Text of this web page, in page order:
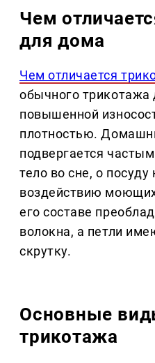
Чем
для дома
Чем отличается
обычного
повышенной
плотностью.
подвергается
тело во сне, о посуду
воздействию
его составе
волокна, а петли
скрутку.
Основные
трикотажа